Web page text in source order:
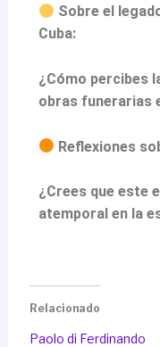
Sobre el
Cuba:
¿Cómo percibes
obras funerarias
Reflexiones
¿Crees que este
atemporal en la
Relacionado
Paolo di Ferdinando